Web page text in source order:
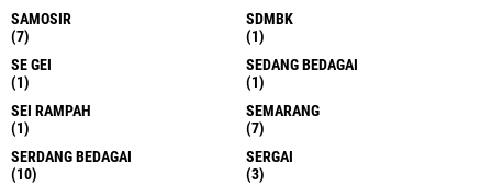
SAMOSIR
(7)
SDMBK
(1)
SE GEI
(1)
SEDANG BEDAGAI
(1)
SEI RAMPAH
(1)
SEMARANG
(7)
SERDANG BEDAGAI
(10)
SERGAI
(3)